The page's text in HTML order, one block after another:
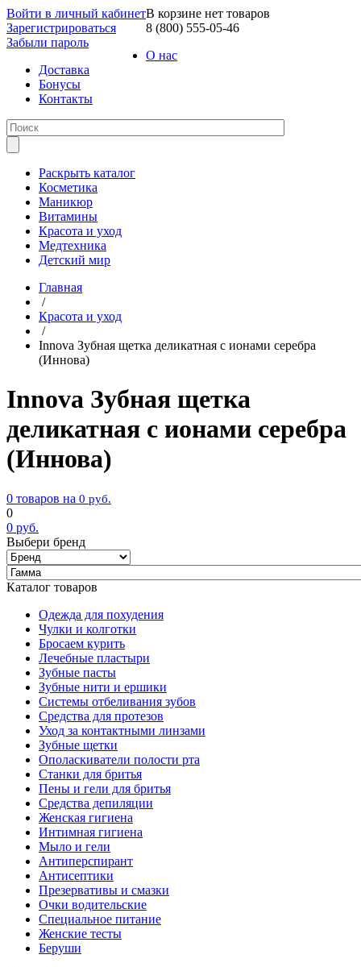
Войти в личный кабинет
Зарегистрироваться
Забыли пароль
В корзине нет товаров
8 (800) 555-05-46
О нас
Доставка
Бонусы
Контакты
Раскрыть каталог
Косметика
Маникюр
Витамины
Красота и уход
Медтехника
Детский мир
Главная
/
Красота и уход
/
Innova Зубная щетка деликатная с ионами серебра
(Иннова)
Innova Зубная щетка
деликатная с ионами серебра
(Иннова)
0 товаров на 0 руб.
0
0 руб.
Выбери бренд
Каталог товаров
Одежда для похудения
Чулки и колготки
Бросаем курить
Лечебные пластыри
Зубные пасты
Зубные нити и ершики
Системы отбеливания зубов
Средства для протезов
Уход за контактными линзами
Зубные щетки
Ополаскиватели полости рта
Станки для бритья
Пены и гели для бритья
Средства депиляции
Женская гигиена
Интимная гигиена
Мыло и гели
Антиперспирант
Антисептики
Презервативы и смазки
Очки водительские
Специальное питание
Женские тесты
Беруши